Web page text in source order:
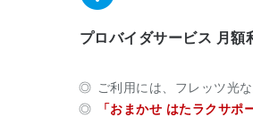
プロバイダサービス 月額
ご利用には、フレッツ光
「おまかせ はたラクサ